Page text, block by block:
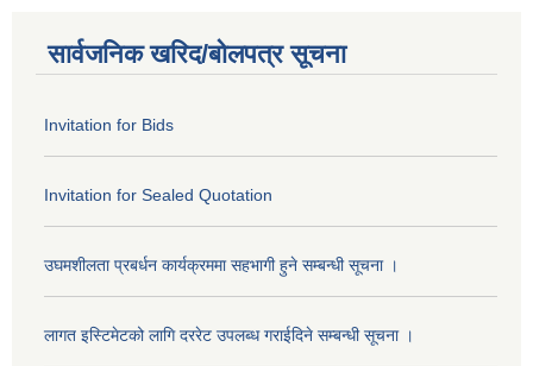
सार्वजनिक खरिद/बोलपत्र सूचना
Invitation for Bids
Invitation for Sealed Quotation
उघमशीलता प्रबर्धन कार्यक्रममा सहभागी हुने सम्बन्धी सूचना ।
लागत इस्टिमेटको लागि दररेट उपलब्ध गराईदिने सम्बन्धी सूचना ।